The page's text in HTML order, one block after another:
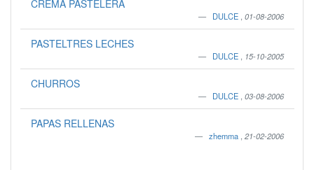
CREMA PASTELERA
DULCE 01-08-2006
PASTELTRES LECHES
DULCE 15-10-2005
CHURROS
DULCE 03-08-2006
PAPAS RELLENAS
zhemma 21-02-2006